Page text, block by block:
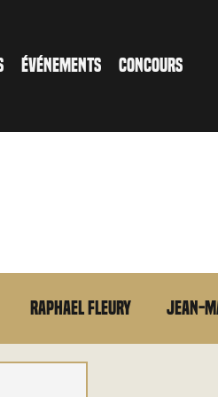
ÉVÉNEMENTS CONCOURS
Raphael Fleury Jean-